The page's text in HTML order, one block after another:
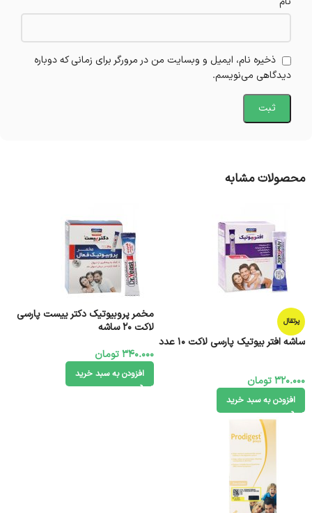
ذخیره نام، ایمیل و وبسایت من در مرورگر برای زمانی که دوباره
دیدگاهی می‌نویسم.
محصولات مشابه
پرتقال
ساشه افتر بیوتیک پارسی لاکت 10 عدد
320.000تومان
افزودن به سبد خرید
مخمر پروبیوتیک دکتر ییست پارسی
لاکت 20 ساشه
340.000تومان
افزودن به سبد خرید